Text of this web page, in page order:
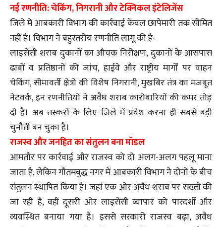
नई रणनीति: चेकिंग, निगरानी और टेक्निकल इंटेलिजेंस
जिले में आबकारी विभाग की कार्रवाई केवल छापेमारी तक सीमित
नहीं है। विभाग ने बहुस्तरीय रणनीति लागू की है-
लाइसेंसी शराब दुकानों का औचक निरीक्षण, दुकानों के आसपास
ढाबों व प्रतिष्ठानों की जांच, हाईवे और राष्ट्रीय मार्गों पर वाहन
चेकिंग, सीमावर्ती क्षेत्रों की विशेष निगरानी, मुखबिर तंत्र का मजबूत
नेटवर्क, इन रणनीतियों ने अवैध शराब कारोबारियों की कमर तोड़
दी है। अब तस्करों के लिए जिले में प्रवेश करना ही सबसे बड़ी
चुनौती बन चुका है।
राजस्व और जनहित का संतुलन बना मॉडल
आमतौर पर कार्रवाई और राजस्व को दो अलग-अलग पहलू माना
जाता है, लेकिन गौतमबुद्ध नगर में आबकारी विभाग ने दोनों के बीच
संतुलन स्थापित किया है। जहां एक ओर अवैध शराब पर सख्ती की
जा रही है, वहीं दूसरी ओर लाइसेंसी व्यापार को पारदर्शी और
व्यवस्थित बनाया गया है। इससे सरकारी राजस्व बढ़ा, अवैध